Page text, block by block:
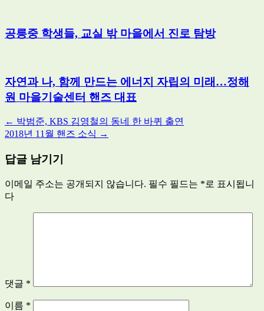
공릉중 학생들, 교실 밖 마을에서 진로 탐방
자연과 나, 함께 만드는 에너지 자립의 미래…정해
원 마을기술센터 핸즈 대표
Post
navigation
← 박범준, KBS 김영철의 동네 한 바퀴 출연
2018년 11월 핸즈 소식 →
답글 남기기
이메일 주소는 공개되지 않습니다. 필수 필드는 * 로 표시됩니
다
댓글 *
이름 *